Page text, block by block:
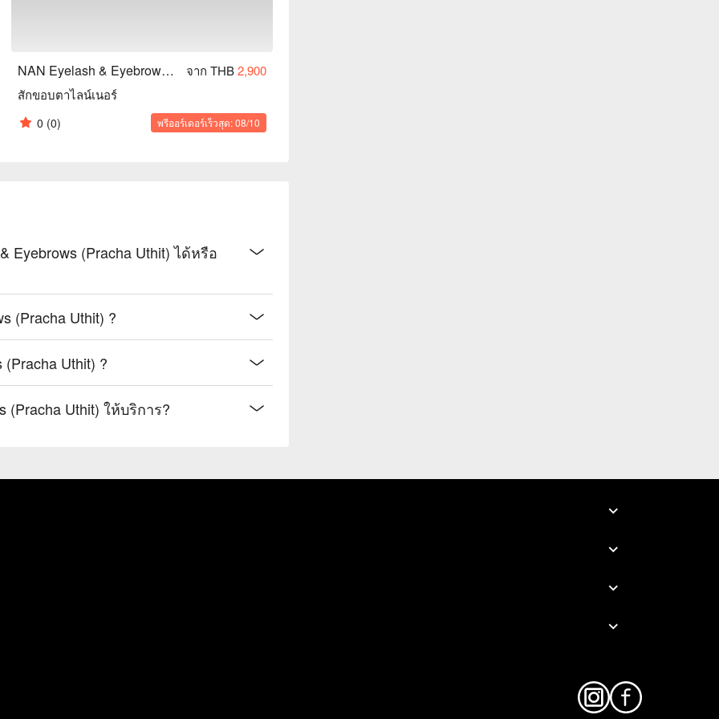
NAN Eyelash & Eyebrows (Pracha Uthit) จาก THB2,900
สักขอบตาไลน์เนอร์
0 (0) พรีออร์เดอร์เร็วสุด: 08/10
Eyebrows (Pracha Uthit) ได้หรือ
(Pracha Uthit) ?
Uthit) ?
(Pracha Uthit) ให้บริการ?